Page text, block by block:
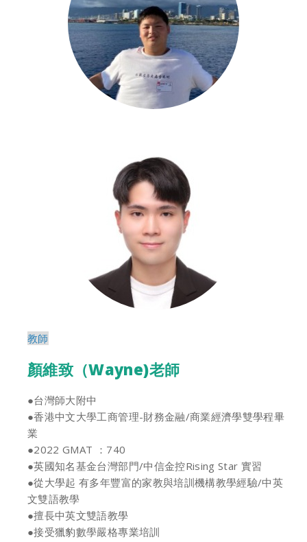
教師
顏維致（Wayne)老師
●台灣師大附中
●香港中文大學工商管理-財務金融/商業經濟學雙學程畢
業
●2022 GMAT ：740
●英國知名基金台灣部門/中信金控Rising Star 實習
●從大學起 有多年豐富的家教與培訓機構教學經驗/中英
文雙語教學
●擅長中英文雙語教學
●接受獵豹數學嚴格專業培訓